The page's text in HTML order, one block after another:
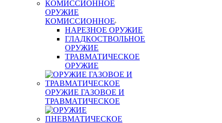
ОРУЖИЕ
КОМИССИОННОЕ
НАРЕЗНОЕ ОРУЖИЕ
ГЛАДКОСТВОЛЬНОЕ
ОРУЖИЕ
ТРАВМАТИЧЕСКОЕ
ОРУЖИЕ
ОРУЖИЕ ГАЗОВОЕ И
ТРАВМАТИЧЕСКОЕ